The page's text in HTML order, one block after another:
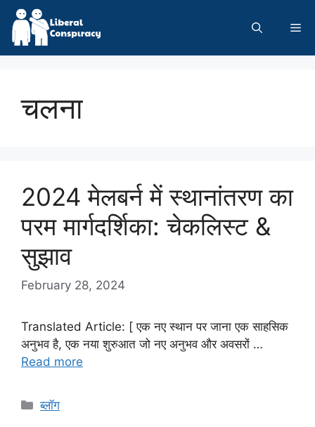
Skip
content
चलना
2024 मेलबर्न में स्थानांतरण का
परम मार्गदर्शिका: चेकलिस्ट &
सुझाव
February 28, 2024
Translated Article: [ एक नए स्थान पर जाना एक साहसिक
अनुभव है, एक नया शुरुआत जो नए अनुभव और अवसरों …
Read more
Categories
ब्लॉग